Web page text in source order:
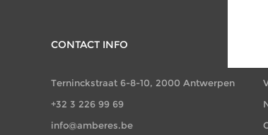
CONTACT INFO
Terninckstraat 6-8-10, 2000 Antwerpen
+32 3 226 99 69
info@amberes.be